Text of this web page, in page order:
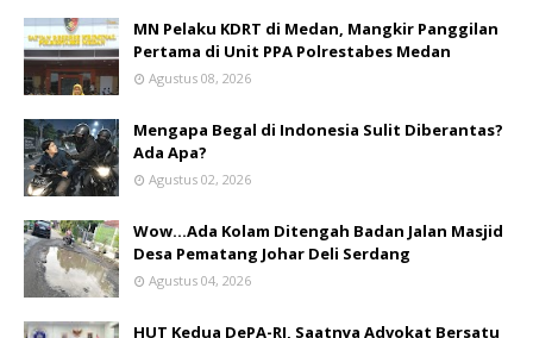
MN Pelaku KDRT di Medan, Mangkir Panggilan
Pertama di Unit PPA Polrestabes Medan
Agustus 08, 2026
Mengapa Begal di Indonesia Sulit Diberantas?
Ada Apa?
Agustus 02, 2026
Wow...Ada Kolam Ditengah Badan Jalan Masjid
Desa Pematang Johar Deli Serdang
Agustus 04, 2026
HUT Kedua DePA-RI, Saatnya Advokat Bersatu